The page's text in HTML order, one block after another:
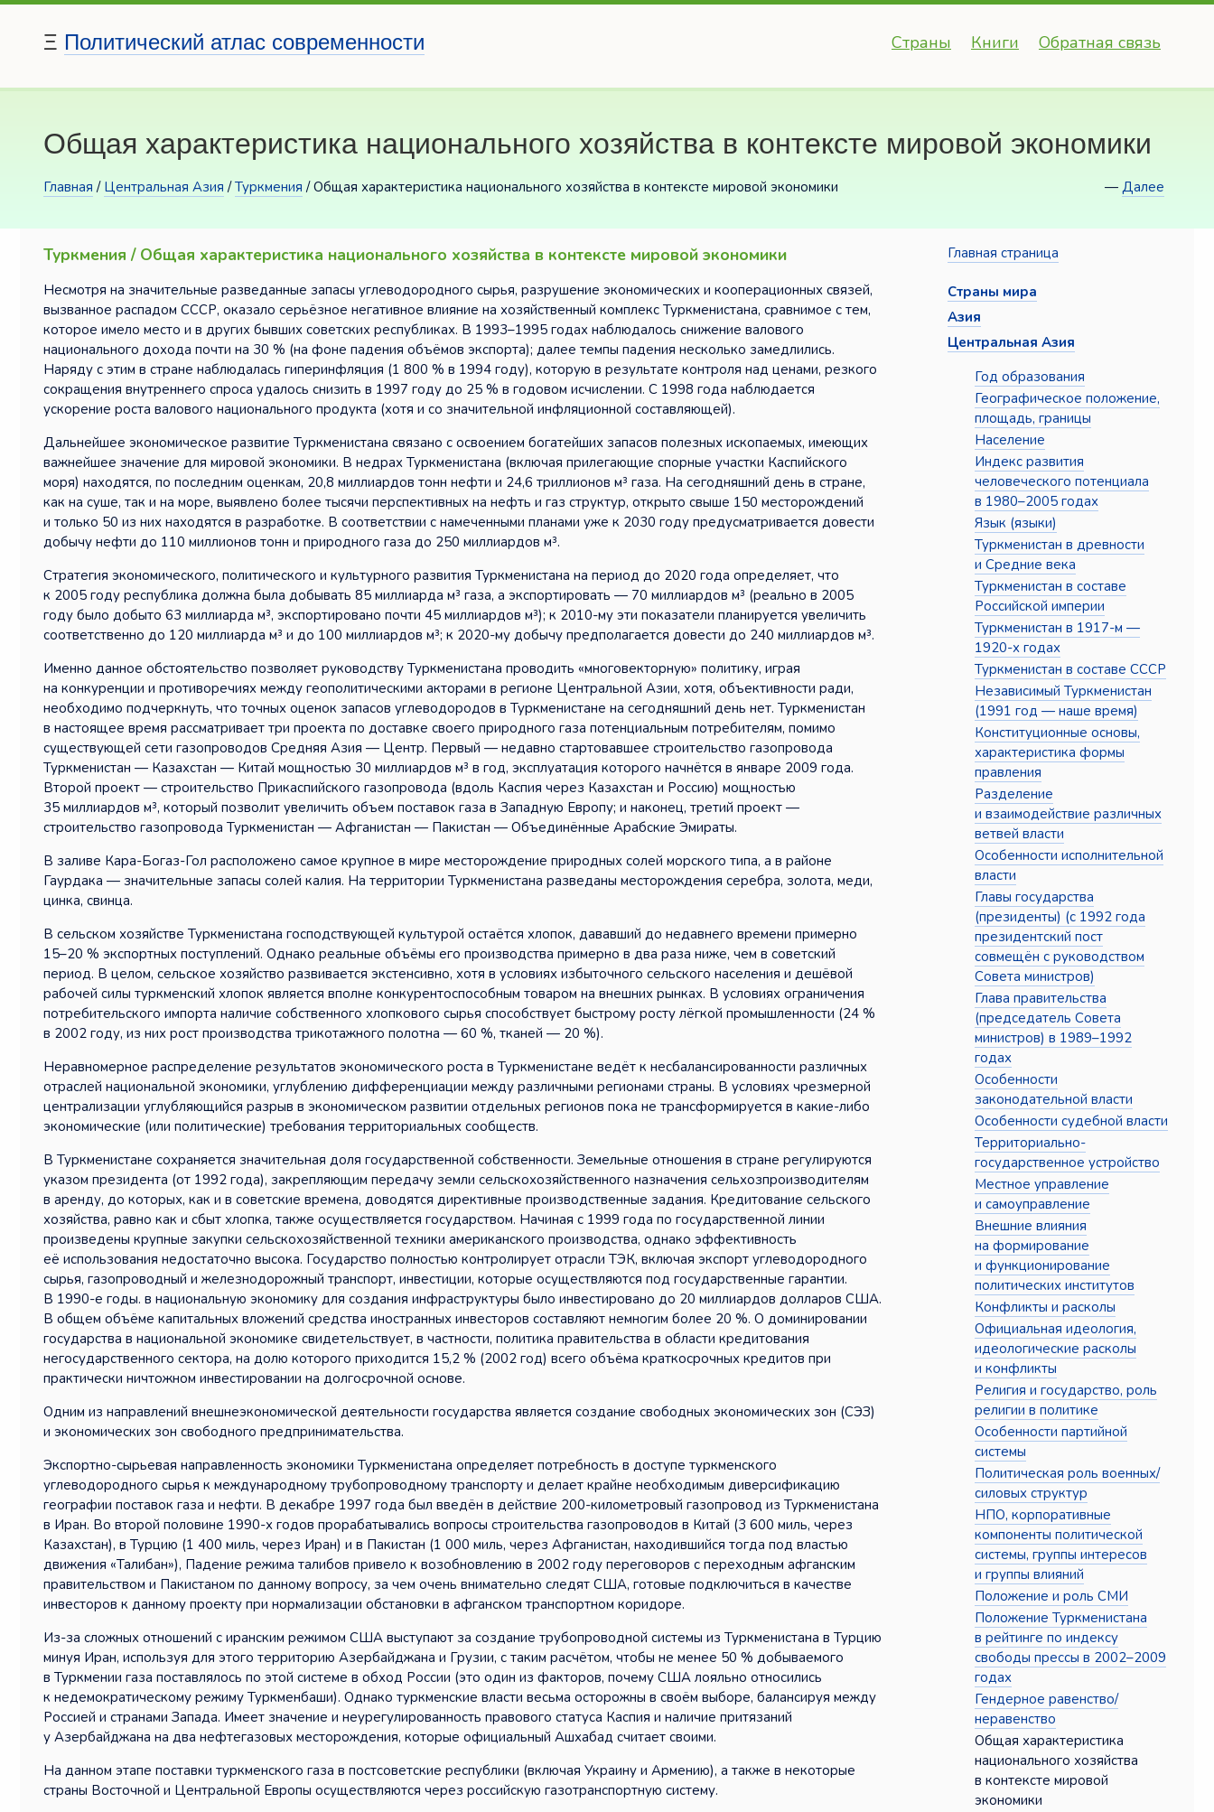
Ξ Политический атлас современности Страны Книги Обратная связь
Общая характеристика национального хозяйства в контексте мировой экономики
Главная / Центральная Азия /Туркмения / Общая характеристика национального хозяйства в контексте мировой экономики — Далее
Туркмения / Общая характеристика национального хозяйства в контексте мировой экономики
Несмотря на значительные разведанные запасы углеводородного сырья, разрушение экономических и кооперационных связей,
вызванное распадом СССР, оказало серьёзное негативное влияние на хозяйственный комплекс Туркменистана, сравнимое с тем,
которое имело место и в других бывших советских республиках. В 1993–1995 годах наблюдалось снижение валового
национального дохода почти на 30 % (на фоне падения объёмов экспорта); далее темпы падения несколько замедлились.
Наряду с этим в стране наблюдалась гиперинфляция (1 800 % в 1994 году), которую в результате контроля над ценами, резкого
сокращения внутреннего спроса удалось снизить в 1997 году до 25 % в годовом исчислении. С 1998 года наблюдается
ускорение роста валового национального продукта (хотя и со значительной инфляционной составляющей).
Дальнейшее экономическое развитие Туркменистана связано с освоением богатейших запасов полезных ископаемых, имеющих
важнейшее значение для мировой экономики. В недрах Туркменистана (включая прилегающие спорные участки Каспийского
моря) находятся, по последним оценкам, 20,8 миллиардов тонн нефти и 24,6 триллионов м³ газа. На сегодняшний день в стране,
как на суше, так и на море, выявлено более тысячи перспективных на нефть и газ структур, открыто свыше 150 месторождений
и только 50 из них находятся в разработке. В соответствии с намеченными планами уже к 2030 году предусматривается довести
добычу нефти до 110 миллионов тонн и природного газа до 250 миллиардов м³.
Стратегия экономического, политического и культурного развития Туркменистана на период до 2020 года определяет, что
к 2005 году республика должна была добывать 85 миллиарда м³ газа, а экспортировать — 70 миллиардов м³ (реально в 2005
году было добыто 63 миллиарда м³, экспортировано почти 45 миллиардов м³); к 2010-му эти показатели планируется увеличить
соответственно до 120 миллиарда м³ и до 100 миллиардов м³; к 2020-му добычу предполагается довести до 240 миллиардов м³.
Именно данное обстоятельство позволяет руководству Туркменистана проводить «многовекторную» политику, играя
на конкуренции и противоречиях между геополитическими акторами в регионе Центральной Азии, хотя, объективности ради,
необходимо подчеркнуть, что точных оценок запасов углеводородов в Туркменистане на сегодняшний день нет. Туркменистан
в настоящее время рассматривает три проекта по доставке своего природного газа потенциальным потребителям, помимо
существующей сети газопроводов Средняя Азия — Центр. Первый — недавно стартовавшее строительство газопровода
Туркменистан — Казахстан — Китай мощностью 30 миллиардов м³ в год, эксплуатация которого начнётся в январе 2009 года.
Второй проект — строительство Прикаспийского газопровода (вдоль Каспия через Казахстан и Россию) мощностью
35 миллиардов м³, который позволит увеличить объем поставок газа в Западную Европу; и наконец, третий проект —
строительство газопровода Туркменистан — Афганистан — Пакистан — Объединённые Арабские Эмираты.
В заливе Кара-Богаз-Гол расположено самое крупное в мире месторождение природных солей морского типа, а в районе
Гаурдака — значительные запасы солей калия. На территории Туркменистана разведаны месторождения серебра, золота, меди,
цинка, свинца.
В сельском хозяйстве Туркменистана господствующей культурой остаётся хлопок, дававший до недавнего времени примерно
15–20 % экспортных поступлений. Однако реальные объёмы его производства примерно в два раза ниже, чем в советский
период. В целом, сельское хозяйство развивается экстенсивно, хотя в условиях избыточного сельского населения и дешёвой
рабочей силы туркменский хлопок является вполне конкурентоспособным товаром на внешних рынках. В условиях ограничения
потребительского импорта наличие собственного хлопкового сырья способствует быстрому росту лёгкой промышленности (24 %
в 2002 году, из них рост производства трикотажного полотна — 60 %, тканей — 20 %).
Неравномерное распределение результатов экономического роста в Туркменистане ведёт к несбалансированности различных
отраслей национальной экономики, углублению дифференциации между различными регионами страны. В условиях чрезмерной
централизации углубляющийся разрыв в экономическом развитии отдельных регионов пока не трансформируется в какие-либо
экономические (или политические) требования территориальных сообществ.
В Туркменистане сохраняется значительная доля государственной собственности. Земельные отношения в стране регулируются
указом президента (от 1992 года), закрепляющим передачу земли сельскохозяйственного назначения сельхозпроизводителям
в аренду, до которых, как и в советские времена, доводятся директивные производственные задания. Кредитование сельского
хозяйства, равно как и сбыт хлопка, также осуществляется государством. Начиная с 1999 года по государственной линии
произведены крупные закупки сельскохозяйственной техники американского производства, однако эффективность
её использования недостаточно высока. Государство полностью контролирует отрасли ТЭК, включая экспорт углеводородного
сырья, газопроводный и железнодорожный транспорт, инвестиции, которые осуществляются под государственные гарантии.
В 1990-е годы. в национальную экономику для создания инфраструктуры было инвестировано до 20 миллиардов долларов США.
В общем объёме капитальных вложений средства иностранных инвесторов составляют немногим более 20 %. О доминировании
государства в национальной экономике свидетельствует, в частности, политика правительства в области кредитования
негосударственного сектора, на долю которого приходится 15,2 % (2002 год) всего объёма краткосрочных кредитов при
практически ничтожном инвестировании на долгосрочной основе.
Одним из направлений внешнеэкономической деятельности государства является создание свободных экономических зон (СЭЗ)
и экономических зон свободного предпринимательства.
Экспортно-сырьевая направленность экономики Туркменистана определяет потребность в доступе туркменского
углеводородного сырья к международному трубопроводному транспорту и делает крайне необходимым диверсификацию
географии поставок газа и нефти. В декабре 1997 года был введён в действие 200-километровый газопровод из Туркменистана
в Иран. Во второй половине 1990-х годов прорабатывались вопросы строительства газопроводов в Китай (3 600 миль, через
Казахстан), в Турцию (1 400 миль, через Иран) и в Пакистан (1 000 миль, через Афганистан, находившийся тогда под властью
движения «Талибан»), Падение режима талибов привело к возобновлению в 2002 году переговоров с переходным афганским
правительством и Пакистаном по данному вопросу, за чем очень внимательно следят США, готовые подключиться в качестве
инвесторов к данному проекту при нормализации обстановки в афганском транспортном коридоре.
Из-за сложных отношений с иранским режимом США выступают за создание трубопроводной системы из Туркменистана в Турцию
минуя Иран, используя для этого территорию Азербайджана и Грузии, с таким расчётом, чтобы не менее 50 % добываемого
в Туркмении газа поставлялось по этой системе в обход России (это один из факторов, почему США лояльно относились
к недемократическому режиму Туркменбаши). Однако туркменские власти весьма осторожны в своём выборе, балансируя между
Россией и странами Запада. Имеет значение и неурегулированность правового статуса Каспия и наличие притязаний
у Азербайджана на два нефтегазовых месторождения, которые официальный Ашхабад считает своими.
На данном этапе поставки туркменского газа в постсоветские республики (включая Украину и Армению), а также в некоторые
страны Восточной и Центральной Европы осуществляются через российскую газотранспортную систему.
Главная страница
Страны мира
Азия
Центральная Азия
Год образования
Географическое положение,
площадь, границы
Население
Индекс развития
человеческого потенциала
в 1980–2005 годах
Язык (языки)
Туркменистан в древности
и Средние века
Туркменистан в составе
Российской империи
Туркменистан в 1917-м —
1920-х годах
Туркменистан в составе СССР
Независимый Туркменистан
(1991 год — наше время)
Конституционные основы,
характеристика формы
правления
Разделение
и взаимодействие различных
ветвей власти
Особенности исполнительной
власти
Главы государства
(президенты) (с 1992 года
президентский пост
совмещён с руководством
Совета министров)
Глава правительства
(председатель Совета
министров) в 1989–1992
годах
Особенности
законодательной власти
Особенности судебной власти
Территориально-
государственное устройство
Местное управление
и самоуправление
Внешние влияния
на формирование
и функционирование
политических институтов
Конфликты и расколы
Официальная идеология,
идеологические расколы
и конфликты
Религия и государство, роль
религии в политике
Особенности партийной
системы
Политическая роль военных/
силовых структур
НПО, корпоративные
компоненты политической
системы, группы интересов
и группы влияний
Положение и роль СМИ
Положение Туркменистана
в рейтинге по индексу
свободы прессы в 2002–2009
годах
Гендерное равенство/
неравенство
Общая характеристика
национального хозяйства
в контексте мировой
экономики